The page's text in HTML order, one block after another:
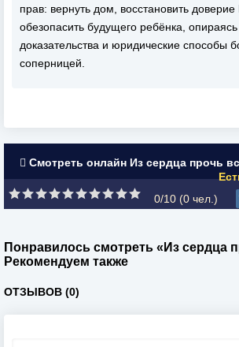
прав: вернуть дом, восстановить доверие
обезопасить будущего ребёнка,
доказательства и юридические способы
соперницей.
Смотреть онлайн Из сердца прочь
0/10 (0 чел.)
Понравилось смотреть «Из сердца
Рекомендуем также
ОТЗЫВОВ (0)